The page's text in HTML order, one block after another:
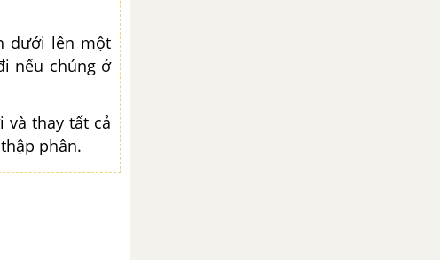
dưới lên một
nếu chúng ở
và thay tất cả
phân.